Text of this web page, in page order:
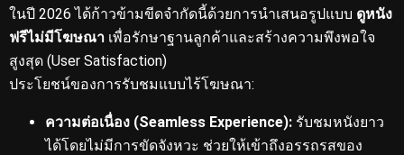
ในปี 2026 ได้ก้าวข้ามขีดจำกัดนี้ด้วยการนำเสนอรูปแบบ ดูหนัง
ฟรีไม่มีโฆษณา เพื่อรักษาฐานลูกค้าและสร้างความพึงพอใจ
สูงสุด (User Satisfaction)
ประโยชน์ของการรับชมแบบไร้โฆษณา:
ความต่อเนื่อง (Seamless Experience): รับชมหนังยาว
ได้โดยไม่มีการขัดจังหวะ ช่วยให้เข้าถึงอรรถรสของ